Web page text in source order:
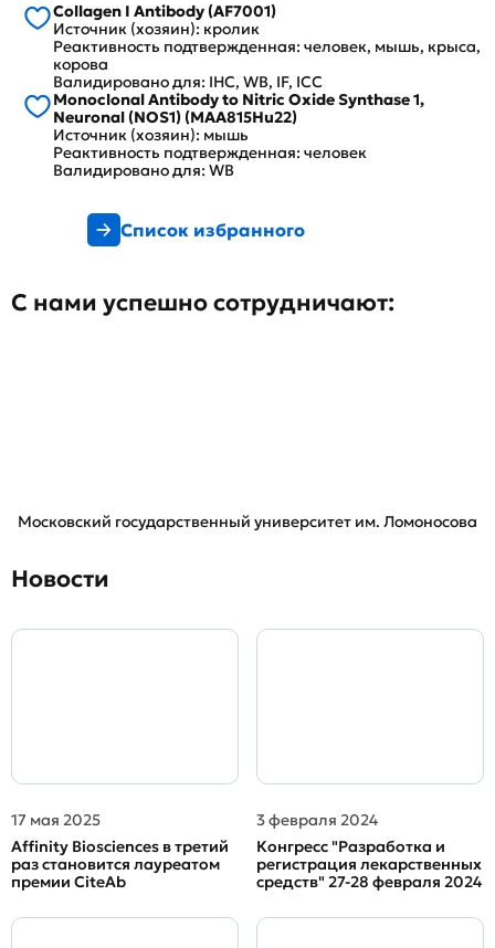
Collagen I Antibody (AF7001)
Источник (хозяин): кролик
Реактивность подтвержденная: человек, мышь, крыса,
корова
Валидировано для: IHC, WB, IF, ICC
Monoclonal Antibody to Nitric Oxide Synthase 1,
Neuronal (NOS1) (MAA815Hu22)
Источник (хозяин): мышь
Реактивность подтвержденная: человек
Валидировано для: WB
Список избранного
С нами успешно сотрудничают:
Московский государственный университет им. Ломоносова
Новости
17 мая 2025
Affinity Biosciences в третий
раз становится лауреатом
премии CiteAb
3 февраля 2024
Конгресс "Разработка и
регистрация лекарственных
средств" 27-28 февраля 2024